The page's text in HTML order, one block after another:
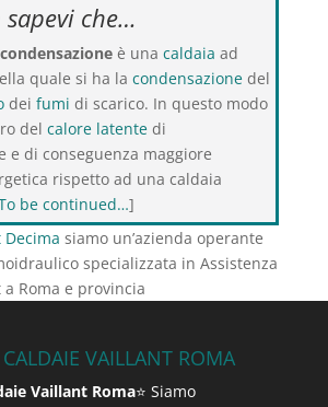
sapevi che…
è una caldaia ad
quale si ha la condensazionedel
dei fumi di scarico. In questo modo
del calore latentedi
e di conseguenza maggiore
rispetto ad una caldaia
be continued…]
siamo un’azienda operante
specializzata in Assistenza
Roma e provincia
VAILLANT ROMA
Vaillant Roma⭐ Siamo